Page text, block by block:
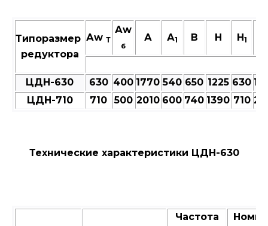
Типоразмер
редуктора
Аw Т
Аw
б
А А1 В Н H1
ЦДН-630
630 400 1770 540 650 1225 630
ЦДН-710
710 500 2010 600 740 1390 710
Технические характеристики ЦДН-630
Частота